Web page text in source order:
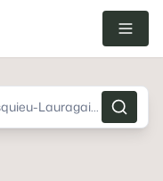
Montesquieu-Lauragais, France